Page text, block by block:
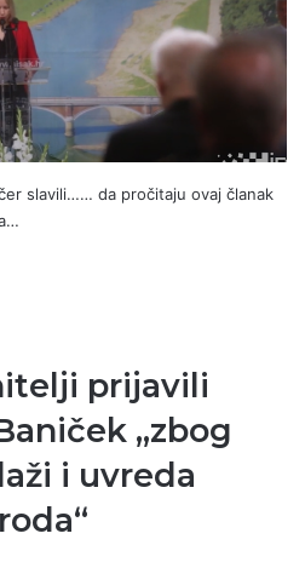
slavili…… da pročitaju ovaj članak
prijavili
„zbog
i uvreda